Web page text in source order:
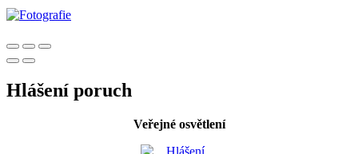
Hlášení poruch
Veřejné osvětlení